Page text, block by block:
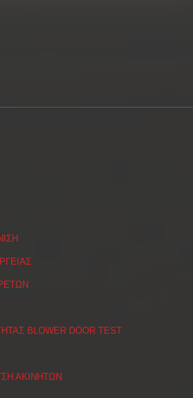
BLOWER DOOR TEST
ΑΚΙΝΗΤΩΝ